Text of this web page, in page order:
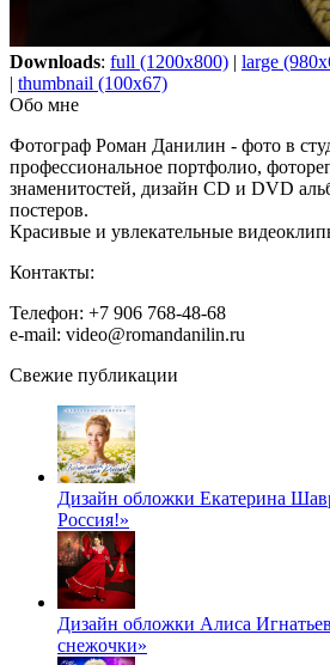
Downloads: full (1200x800) | large
| thumbnail (100x67)
Обо мне
Фотограф Роман Данилин - фото в
профессиональное портфолио,
знаменитостей, дизайн CD и DVD
постеров.
Красивые и увлекательные
Контакты:
Телефон: +7 906 768-48-68
e-mail: video@romandanilin.ru
Свежие публикации
Дизайн обложки Екатерина
Россия!»
Дизайн обложки Алиса
снежочки»